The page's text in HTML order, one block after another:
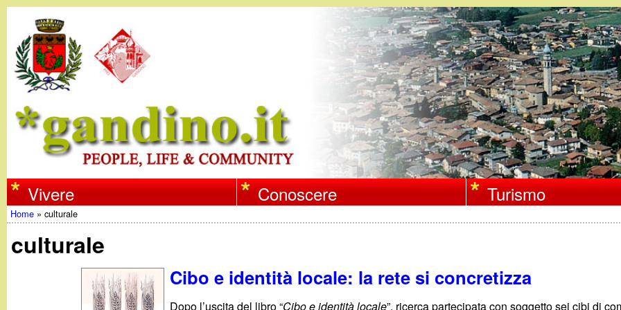
Salta
al
contenuto
principale
w
w
w
Vivere Conoscere Turismo
sei
Home »culturale
culturale
Cibo e identità locale: la rete si concretizza
Dopo l’uscita del libro “Cibo e identità locale”, ricerca partecipata con soggetto sei cibi di